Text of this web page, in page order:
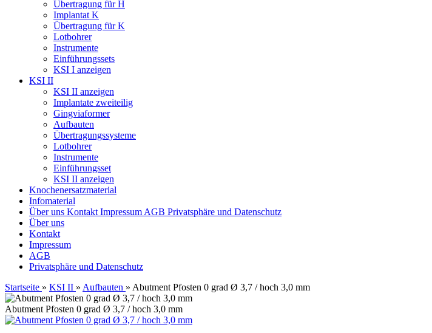
Übertragung für H
Implantat K
Übertragung für K
Lotbohrer
Instrumente
Einführungssets
KSI I anzeigen
KSI II
KSI II anzeigen
Implantate zweiteilig
Gingviaformer
Aufbauten
Übertragungssysteme
Lotbohrer
Instrumente
Einführungsset
KSI II anzeigen
Knochenersatzmaterial
Infomaterial
Über uns Kontakt Impressum AGB Privatsphäre und Datenschutz
Über uns
Kontakt
Impressum
AGB
Privatsphäre und Datenschutz
Startseite » KSI II » Aufbauten » Abutment Pfosten 0 grad Ø 3,7 / hoch 3,0 mm
Abutment Pfosten 0 grad Ø 3,7 / hoch 3,0 mm